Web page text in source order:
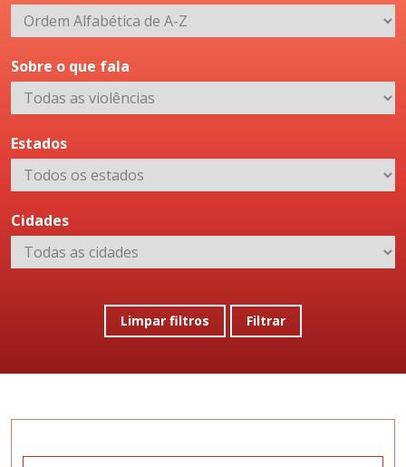
Sobre o que fala
Estados
Cidades
Limpar filtros Filtrar